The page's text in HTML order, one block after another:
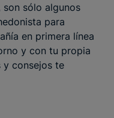
sólo algunos
para
en primera línea
y con tu propia
y consejos te